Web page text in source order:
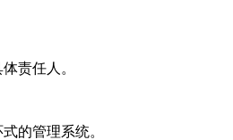
责任人。
的管理系统。